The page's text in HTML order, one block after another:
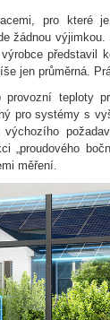
pro které
žádnou
představil
jen průměrná.
teploty
pro systémy s
„proudového
měření.